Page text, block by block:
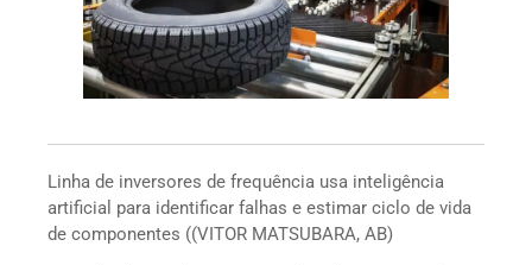
Linha de inversores de frequência usa inteligência
artificial para identificar falhas e estimar ciclo de vida
de componentes ((VITOR MATSUBARA, AB)